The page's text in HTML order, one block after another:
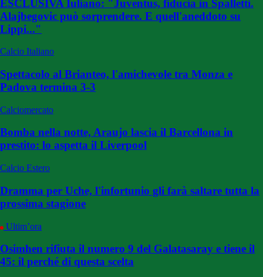
ESCLUSIVA Iuliano: "Juventus, fiducia in Spalletti.
Alajbegovic può sorprendere. E quell'aneddoto su
Lippi..."
Calcio Italiano
Spettacolo al Brianteo, l'amichevole tra Monza e
Padova termina 3-3
Calciomercato
Bomba nella notte, Araujo lascia il Barcellona in
prestito: lo aspetta il Liverpool
Calcio Estero
Dramma per Uche, l'infortunio gli farà saltare tutta la
prossima stagione
Ultim’ora
Osimhen rifiuta il numero 9 del Galatasaray e tiene il
45: il perché di questa scelta